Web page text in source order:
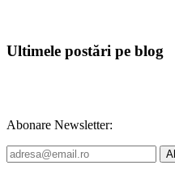
Ultimele postări pe blog
Abonare Newsletter: